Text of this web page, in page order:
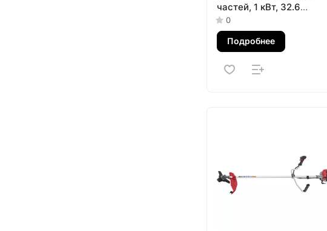
частей, 1 кВт, 32.6
куб.см, в комплекте диск
и катушка Denzel
0
Подробнее